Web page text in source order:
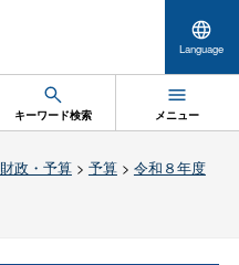
Language
キーワード検索 メニュー
財政・予算> 予算> 令和８年度